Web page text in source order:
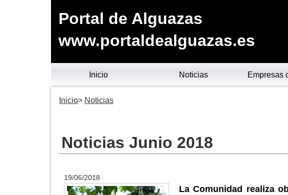
Portal de Alguazas
www.portaldealguazas.es
Inicio Noticias Empresas
Inicio Noticias
Noticias Junio 2018
19/06/2018
La Comunidad realiza